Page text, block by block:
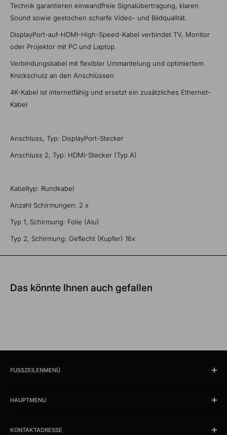
Technik garantieren einwandfreie Signalübertragung, klaren
Sound sowie gestochen scharfe Video- und Bildqualität.
DisplayPort-auf-HDMI-High-Speed-Kabel verbindet TV, Monitor
oder Projektor mit PC und Laptop.
Verbindungskabel mit flexibler Ummantelung und optimiertem
Knickschutz an den Anschlüssen
4K-Kabel ist internetfähig und ersetzt ein zusätzliches Ethernet-
Kabel
Anschluss, Typ: DisplayPort-Stecker
Anschluss 2, Typ: HDMI-Stecker (Typ A)
Kabeltyp: Rundkabel
Anzahl Schirmungen: 2 x
Typ 1, Schirmung: Folie (Alu)
Typ 2, Schirmung: Geflecht (Kupfer) 16x
Das könnte Ihnen auch gefallen
FUSSZEILENMENÜ
Öffnungszeiten und Lokalität
AGB
HAUPTMENU
News
KONTAKTADRESSE